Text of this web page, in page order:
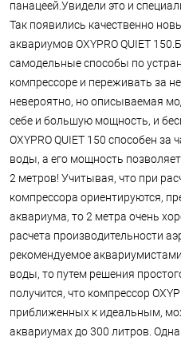
панацеей.Увидели это и
Так появились качественно
аквариумов OXYPRO QUIET
самодельные способы по
компрессоре и переживать за
невероятно, но описываемая
себе и большую мощность, и
OXYPRO QUIET 150 способен
воды, а его мощность
2 метров! Учитывая, что при
компрессора ориентируются,
аквариума, то 2 метра очень
расчета производительности
рекомендуемое
воды, то путем решения
получится, что компрессор
приближенных к идеальным,
аквариумах до 300 литров.